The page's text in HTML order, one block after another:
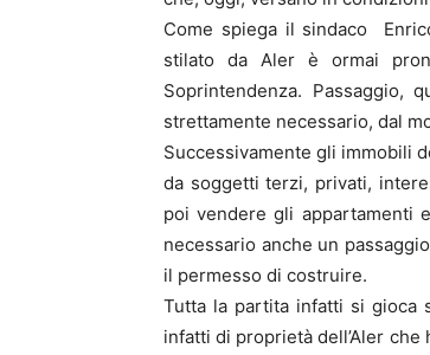
Come spiega il sindaco
stilato da Aler è ormai
Soprintendenza.
strettamente necessario, dal
Successivamente gli immobili
da soggetti terzi, privati,
poi vendere gli appartamenti
necessario anche un
il permesso di costruire.
Tutta la partita infatti si gioca
infatti di proprietà dell’Aler